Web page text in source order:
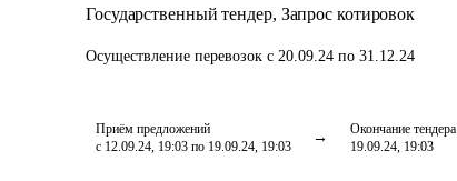
Государственный тендер, Запрос котировок
Осуществление перевозок с 20.09.24 по 31.12.24
Приём предложений
с 12.09.24, 19:03 по 19.09.24, 19:03
Окончание тендера
19.09.24, 19:03